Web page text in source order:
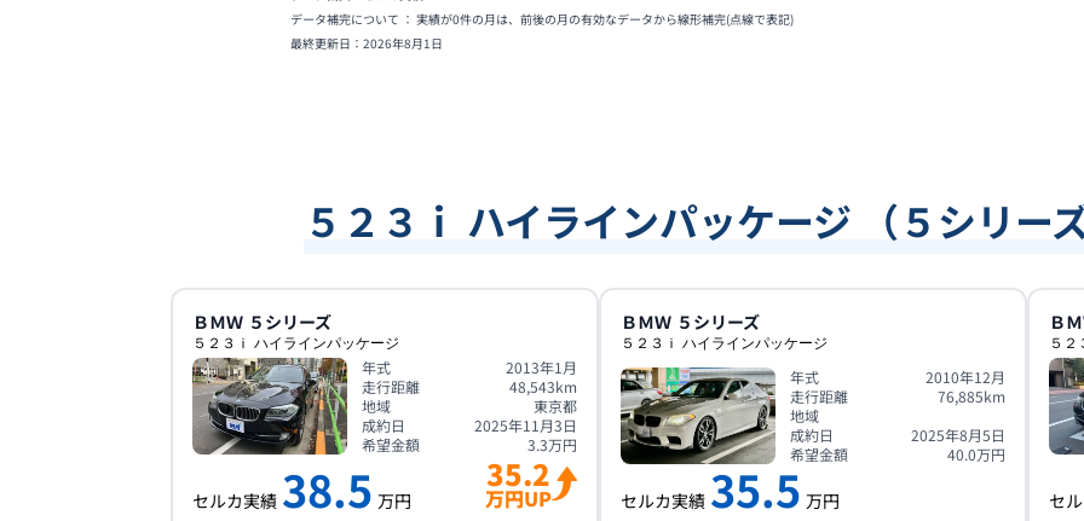
データ補完について ： 実績が0件の月は、前後の月の有効なデータから線形補完(点線で表記)
最終更新日： 2026年8月1日
５２３ｉ ハイラインパッケージ （５シリー
ＢＭＷ ５シリーズ
５２３ｉ ハイラインパッケージ
年式
2013年1月
走行距離
48,543km
地域
東京都
成約日
2025年11月3日
希望金額
3.3万円
セルカ実績 38.5 万円
35.2
万円UP
ＢＭＷ ５シリーズ
５２３ｉ ハイラインパッケージ
年式
2010年12月
走行距離
76,885km
地域
成約日
2025年8月5日
希望金額
40.0万円
セルカ実績 35.5 万円
Ｂ
５２
セ